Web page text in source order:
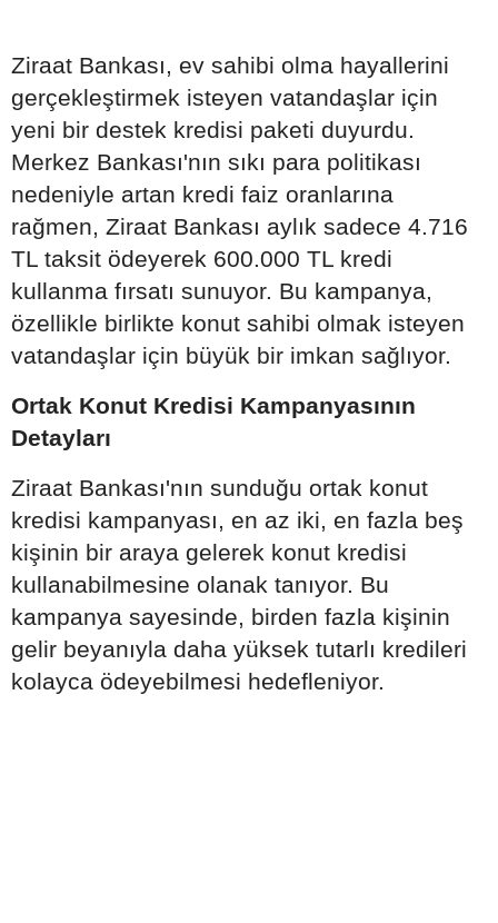
Ziraat Bankası, ev sahibi olma hayallerini
gerçekleştirmek isteyen vatandaşlar için
yeni bir destek kredisi paketi duyurdu.
Merkez Bankası'nın sıkı para politikası
nedeniyle artan kredi faiz oranlarına
rağmen, Ziraat Bankası aylık sadece 4.716
TL taksit ödeyerek 600.000 TL kredi
kullanma fırsatı sunuyor. Bu kampanya,
özellikle birlikte konut sahibi olmak isteyen
vatandaşlar için büyük bir imkan sağlıyor.
Ortak Konut Kredisi Kampanyasının
Detayları
Ziraat Bankası'nın sunduğu ortak konut
kredisi kampanyası, en az iki, en fazla beş
kişinin bir araya gelerek konut kredisi
kullanabilmesine olanak tanıyor. Bu
kampanya sayesinde, birden fazla kişinin
gelir beyanıyla daha yüksek tutarlı kredileri
kolayca ödeyebilmesi hedefleniyor.